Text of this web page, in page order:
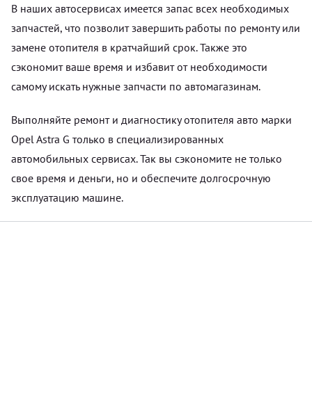
В наших автосервисах имеется запас всех необходимых
запчастей, что позволит завершить работы по ремонту или
замене отопителя в кратчайший срок. Также это
сэкономит ваше время и избавит от необходимости
самому искать нужные запчасти по автомагазинам.
Выполняйте ремонт и диагностику отопителя авто марки
Opel Astra G только в специализированных
автомобильных сервисах. Так вы сэкономите не только
свое время и деньги, но и обеспечите долгосрочную
эксплуатацию машине.